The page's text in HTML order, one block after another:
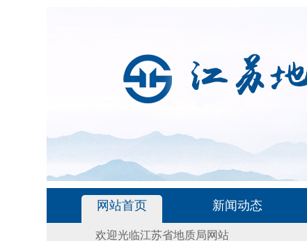
网站首页 新闻动态
欢迎光临江苏省地质局网站